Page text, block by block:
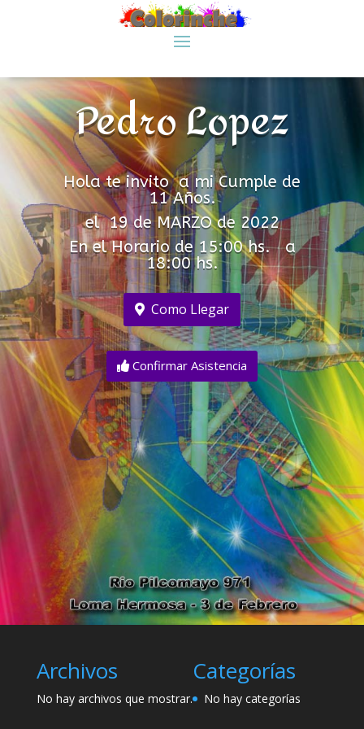
Pedro Lopez
Hola te invito a mi Cumple de
11 Años.
el 19 de MARZO de 2022
En el Horario de 15:00 hs. a
18:00 hs.
Como Llegar
Confirmar Asistencia
Archivos
No hay archivos que mostrar.
Categorías
No hay categorías